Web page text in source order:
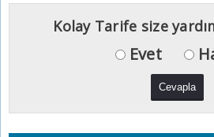
Kolay Tarife size
Evet